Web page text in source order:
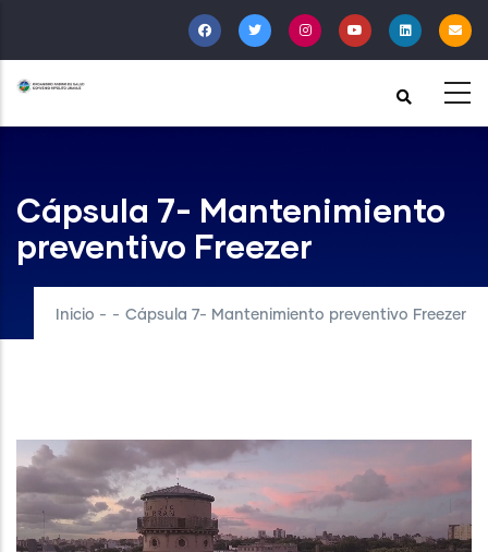
al
contenido
principal
Cápsula 7- Mantenimiento
preventivo Freezer
Inicio - - Cápsula 7- Mantenimiento preventivo Freezer